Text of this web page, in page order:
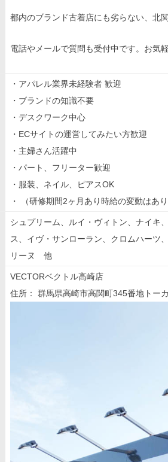
都内のブランド古着店にも劣らない、北
電話やメールで質問も受付中です。お気
・アパレル業界未経験者 歓迎
・ブランドの知識不要
・デスクワーク中心
・ECサイトの運営してみたい方歓迎
・主婦さん活躍中
・パート、フリーター歓迎
・服装、ネイル、ピアスOK
・ （研修期間2ヶ月あり時給の変動はあり
シュプリーム、ルイ・ヴィトン、ナイキ
ス、イヴ・サンローラン、クロムハーツ
リーヌ 他
VECTORベクトル高崎店
住所： 群馬県高崎市高関町345番地トー